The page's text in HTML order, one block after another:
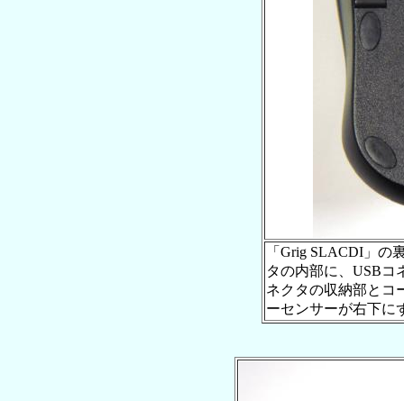
「Grig SLACDI」の
タの内部に、USBコ
ネクタの収納部とコ
ーセンサーが右下に